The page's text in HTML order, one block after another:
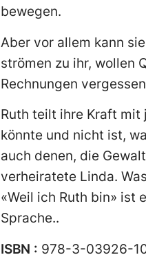
bewegen.
Aber vor allem kann
strömen zu ihr, wollen
Rechnungen
Ruth teilt ihre Kraft mit
könnte und nicht ist,
auch denen, die
verheiratete Linda.
«Weil ich Ruth bin» ist
Sprache..
ISBN : 978-3-03926-